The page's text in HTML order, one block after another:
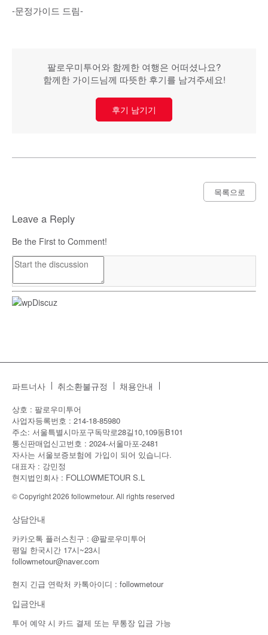
-문정가이드 드림-
팔로우미투어와 함께한 여행은 어떠셨나요?
함께한 가이드님께 따뜻한 후기를 남겨주세요!
후기 남기기
목록으로
Leave a Reply
Be the First to Comment!
파트너사 취소환불규정 채용안내
상호 : 팔로우미투어
사업자등록번호 : 214-18-85980
주소: 서울특별시마포구독막로28길10,109동B101
통신판매업신고번호 : 2024-서울마포-2481
자사는 서울보증보험에 가입이 되어 있습니다.
대표자 : 강민정
현지법인회사 : FOLLOWMETOUR S.L
© Copyright 2026 followmetour. All rights reserved
상담안내
카카오톡 플러스친구 : @팔로우미투어
평일 한국시간 17시~23시
followmetour@naver.com
현지 긴급 연락처 카톡아이디 : followmetour
입금안내
투어 예약 시 카드 결제 또는 무통장 입금 가능